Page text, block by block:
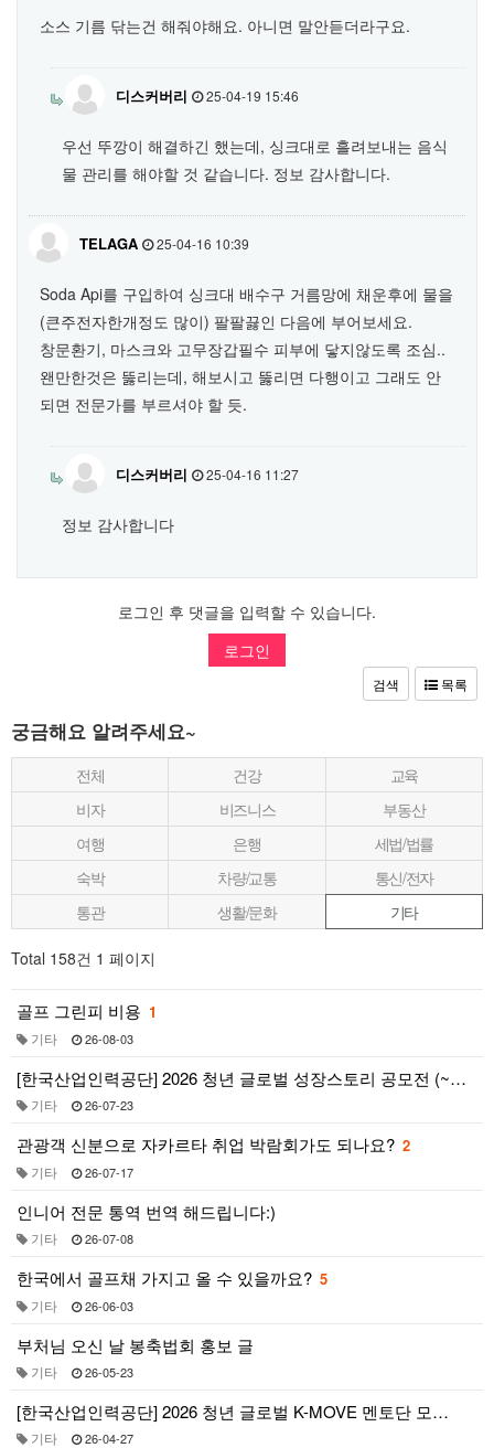
소스 기름 닦는건 해줘야해요. 아니면 말안듣더라구요.
디스커버리 25-04-19 15:46
우선 뚜깡이 해결하긴 했는데, 싱크대로 흘려보내는 음식
물 관리를 해야할 것 같습니다. 정보 감사합니다.
TELAGA 25-04-16 10:39
Soda Api를 구입하여 싱크대 배수구 거름망에 채운후에 물을
(큰주전자한개정도 많이) 팔팔끓인 다음에 부어보세요.
창문환기, 마스크와 고무장갑필수 피부에 닿지않도록 조심..
왠만한것은 뚫리는데, 해보시고 뚫리면 다행이고 그래도 안
되면 전문가를 부르셔야 할 듯.
디스커버리 25-04-16 11:27
정보 감사합니다
로그인 후 댓글을 입력할 수 있습니다.
로그인
검색 목록
궁금해요 알려주세요~
전체 건강
교육
비자
비즈니스
부동산
여행
은행
세법/법률
숙박
차량/교통
통신/전자
통관
생활/문화 기타
Total 158건 1 페이지
골프 그린피 비용 1
기타 26-08-03
[한국산업인력공단] 2026 청년 글로벌 성장스토리 공모전 (~…
기타 26-07-23
관광객 신분으로 자카르타 취업 박람회가도 되나요? 2
기타 26-07-17
인니어 전문 통역 번역 해드립니다:)
기타 26-07-08
한국에서 골프채 가지고 올 수 있을까요? 5
기타 26-06-03
부처님 오신 날 봉축법회 홍보 글
기타 26-05-23
[한국산업인력공단] 2026 청년 글로벌 K-MOVE 멘토단 모…
기타 26-04-27